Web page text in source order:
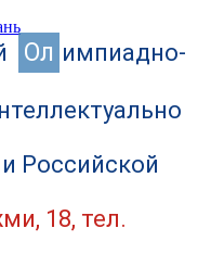
Ол импиадно-
Российской
18, тел.